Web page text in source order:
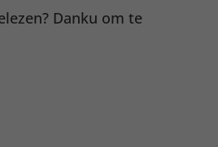
Danku om te